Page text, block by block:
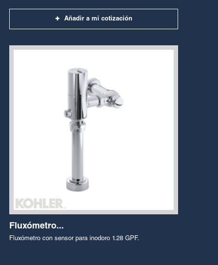
Añadir a mi cotización
Fluxómetro...
Fluxómetro con sensor para inodoro 1.28 GPF.